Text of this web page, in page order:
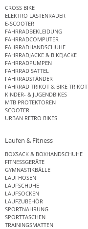
CROSS BIKE
ELEKTRO LASTENRÄDER
E-SCOOTER
FAHRRADBEKLEIDUNG
FAHRRADCOMPUTER
FAHRRADHANDSCHUHE
FAHRRADJACKE & BIKEJACKE
FAHRRADPUMPEN
FAHRRAD SATTEL
FAHRRADSTÄNDER
FAHRRAD TRIKOT & BIKE TRIKOT
KINDER- & JUGENDBIKES
MTB PROTEKTOREN
SCOOTER
URBAN RETRO BIKES
Laufen & Fitness
BOXSACK & BOXHANDSCHUHE
FITNESSGERÄTE
GYMNASTIKBÄLLE
LAUFHOSEN
LAUFSCHUHE
LAUFSOCKEN
LAUFZUBEHÖR
SPORTNAHRUNG
SPORTTASCHEN
TRAININGSMATTEN